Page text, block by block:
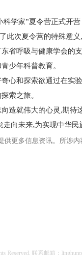
此次夏令营的特殊意
省呼吸与健康学会的
少年科普教育。
心和探索欲通过在
索之旅。
造就伟大的心灵,期
向未来,为实现中华民
更多信息资讯。所涉
Reserved. 联系邮箱：